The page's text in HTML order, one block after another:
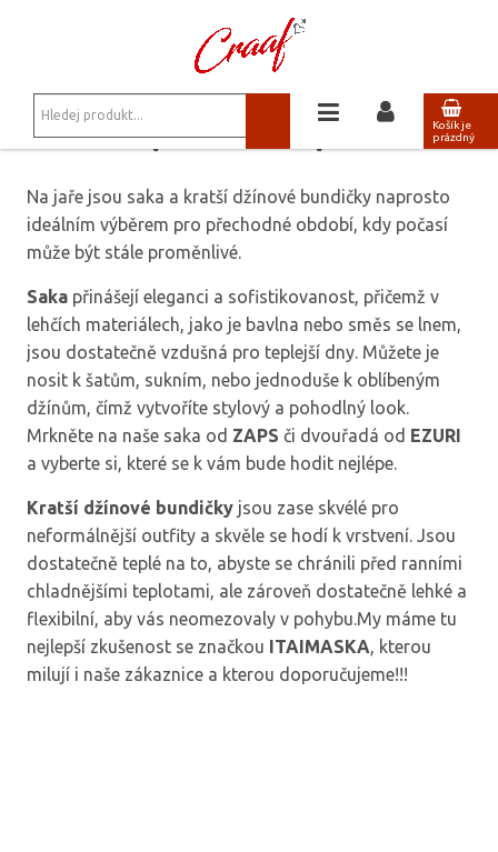
Košík je
prázdný
BUNDY, KABÁTY, VESTY
BUNDY, KABÁTY, VESTY
Na jaře jsou saka a kratší džínové bundičky naprosto
ideálním výběrem pro přechodné období, kdy počasí
může být stále proměnlivé.
Saka přinášejí eleganci a sofistikovanost, přičemž v
lehčích materiálech, jako je bavlna nebo směs se lnem,
jsou dostatečně vzdušná pro teplejší dny. Můžete je
nosit k šatům, sukním, nebo jednoduše k oblíbeným
džínům, čímž vytvoříte stylový a pohodlný look.
Mrkněte na naše saka od ZAPS či dvouřadá od EZURI
a vyberte si, které se k vám bude hodit nejlépe.
Kratší džínové bundičky jsou zase skvélé pro
neformálnější outfity a skvěle se hodí k vrstvení. Jsou
dostatečně teplé na to, abyste se chránili před ranními
chladnějšími teplotami, ale zároveň dostatečně lehké a
flexibilní, aby vás neomezovaly v pohybu.My máme tu
nejlepší zkušenost se značkou ITAIMASKA, kterou
milují i naše zákaznice a kterou doporučujeme!!!